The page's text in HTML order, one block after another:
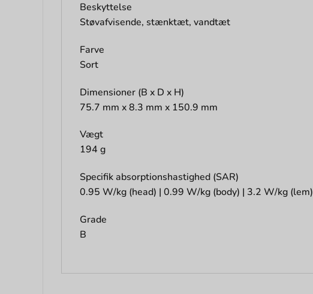
Beskyttelse
Støvafvisende, stænktæt, vandtæt
Farve
Sort
Dimensioner (B x D x H)
75.7 mm x 8.3 mm x 150.9 mm
Vægt
194 g
Specifik absorptionshastighed (SAR)
0.95 W/kg (head) | 0.99 W/kg (body) | 3.2 W/kg (lem)
Grade
B